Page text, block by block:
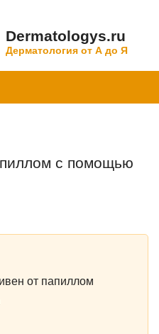
Dermatologys.ru
Дерматология от А до Я
с помощью
от папиллом